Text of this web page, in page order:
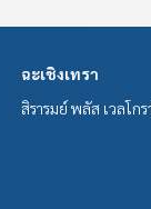
ฉะเชิงเทรา
สิรารมย์ พลัส เวลโกร